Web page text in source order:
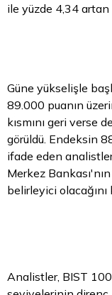
ile yüzde 4,34 artan
Güne yükselişle
89.000 puanın
kısmını geri verse
görüldü. Endeksin
ifade eden
Merkez
belirleyici
Analistler, BIST